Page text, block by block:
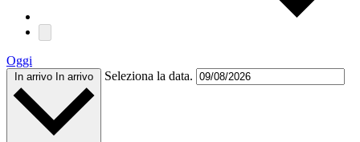
Oggi
In arrivo In arrivo Seleziona la data.